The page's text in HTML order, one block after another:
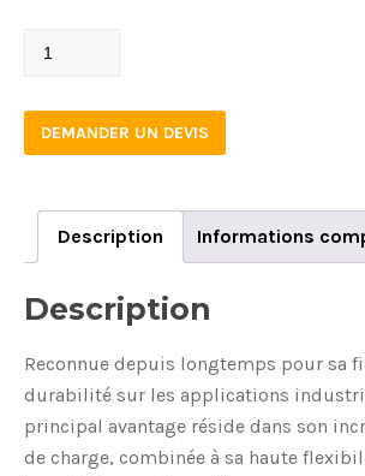
C69
DEMANDER UN DEVIS
Description Informations
Description
Reconnue depuis longtemps pour sa
durabilité sur les applications
principal avantage réside dans son
de charge, combinée à sa haute